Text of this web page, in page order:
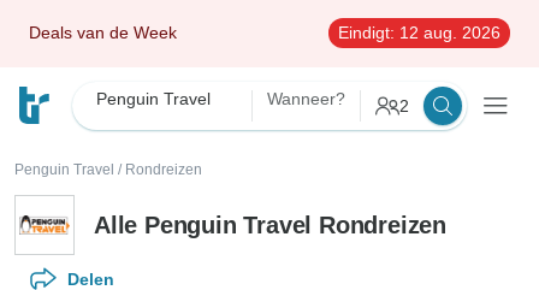
Deals van de Week Eindigt: 12 aug. 2026
Penguin Travel Wanneer? 2
Penguin Travel / Rondreizen
Alle Penguin Travel Rondreizen
Delen